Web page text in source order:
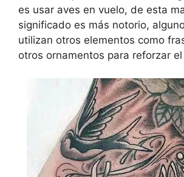
es usar aves en vuelo, de esta
significado es más notorio,
utilizan otros elementos como
otros ornamentos para reforzar